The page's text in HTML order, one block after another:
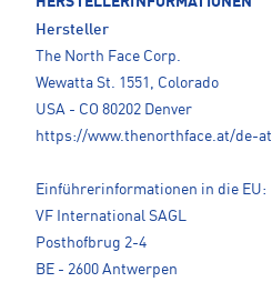
Hersteller
The North Face Corp.
Wewatta St. 1551, Colorado
USA - CO 80202 Denver
https://www.thenorthface.at/de-at
Einführerinformationen in die EU:
VF International SAGL
Posthofbrug 2-4
BE - 2600 Antwerpen